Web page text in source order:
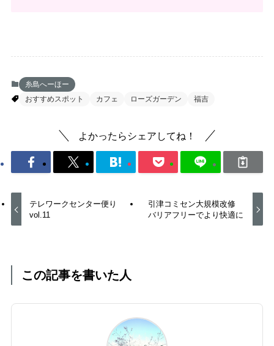
糸島へーほー
おすすめスポット
カフェ ローズガーデン 福吉
よかったらシェアしてね！
テレワークセンター便り
vol.11
引津コミセン大規模改修
バリアフリーでより快適に
この記事を書いた人